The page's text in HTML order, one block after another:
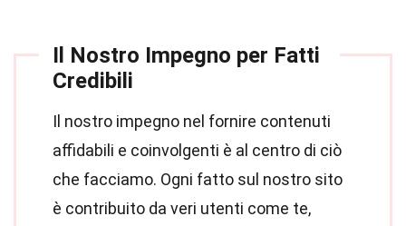
Il Nostro Impegno per Fatti
Credibili
Il nostro impegno nel fornire contenuti
affidabili e coinvolgenti è al centro di ciò
che facciamo. Ogni fatto sul nostro sito
è contribuito da veri utenti come te,